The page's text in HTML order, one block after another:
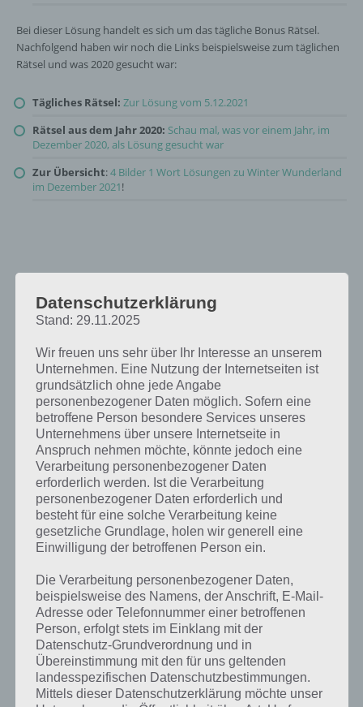
Bei dieser Lösung handelt es sich um das tägliche Bonus Rätsel.
Nachfolgend haben wir noch die Links beispielsweise zum täglichen
Rätsel und was 2020 gesucht war:
Tägliches Rätsel: Zur Lösung vom 5.12.2021
Rätsel aus dem Jahr 2020: Schau mal, was vor einem Jahr, im
Dezember 2020, als Lösung gesucht war
Zur Übersicht:4 Bilder 1 Wort Lösungen zu Winter Wunderland
im Dezember 2021!
Kurze Begriffserklärung zur Lösung
Schmelzen
Schmelzen ist die Lösung für das tägliche Bonus Rätsel am 5.12.2021
in 4 Bilder 1 Wort, doch welche Bedeutung hat dieses eigentlich und
Datenschutzerklärung
Stand: 29.11.2025
Wir freuen uns sehr über Ihr Interesse an unserem
Unternehmen. Eine Nutzung der Internetseiten ist
grundsätzlich ohne jede Angabe
personenbezogener Daten möglich. Sofern eine
betroffene Person besondere Services unseres
Unternehmens über unsere Internetseite in
Anspruch nehmen möchte, könnte jedoch eine
Verarbeitung personenbezogener Daten
erforderlich werden. Ist die Verarbeitung
personenbezogener Daten erforderlich und
besteht für eine solche Verarbeitung keine
gesetzliche Grundlage, holen wir generell eine
Einwilligung der betroffenen Person ein.
Die Verarbeitung personenbezogener Daten,
beispielsweise des Namens, der Anschrift, E-Mail-
Adresse oder Telefonnummer einer betroffenen
Person, erfolgt stets im Einklang mit der
Datenschutz-Grundverordnung und in
Übereinstimmung mit den für uns geltenden
landesspezifischen Datenschutzbestimmungen.
Mittels dieser Datenschutzerklärung möchte unser